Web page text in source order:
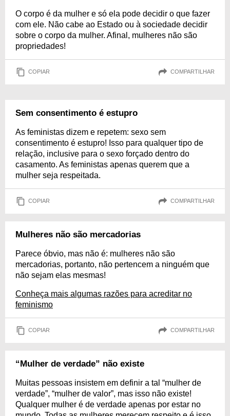
O corpo é da mulher e só ela pode decidir o que fazer
com ele. Não cabe ao Estado ou à sociedade decidir
sobre o corpo da mulher. Afinal, mulheres não são
propriedades!
COPIAR COMPARTILHAR
Sem consentimento é estupro
As feministas dizem e repetem: sexo sem
consentimento é estupro! Isso para qualquer tipo de
relação, inclusive para o sexo forçado dentro do
casamento. As feministas apenas querem que a
mulher seja respeitada.
COPIAR COMPARTILHAR
Mulheres não são mercadorias
Parece óbvio, mas não é: mulheres não são
mercadorias, portanto, não pertencem a ninguém que
não sejam elas mesmas!
Conheça mais algumas razões para acreditar no
feminismo
COPIAR COMPARTILHAR
“Mulher de verdade” não existe
Muitas pessoas insistem em definir a tal “mulher de
verdade”, “mulher de valor”, mas isso não existe!
Qualquer mulher é de verdade apenas por estar no